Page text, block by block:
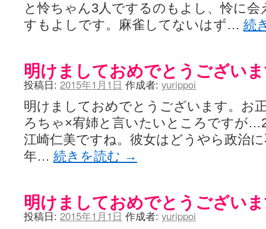
と怜ちゃん3人でするのもよし、怜に
すもよしです。麻雀してないはず… 続
明けましておめでとうござい
投稿日: 2015年1月1日 作成者: yurippoi
明けましておめでとうございます。お
ろちゃ×宥姉と言いたいところですが
江崎仁美ですね。彼女はどうやら政治
年… 続きを読む →
明けましておめでとうござい
投稿日: 2015年1月1日 作成者: yurippoi